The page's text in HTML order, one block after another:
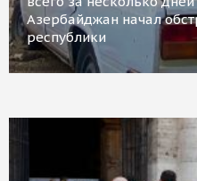
Азербайджан начал
республики